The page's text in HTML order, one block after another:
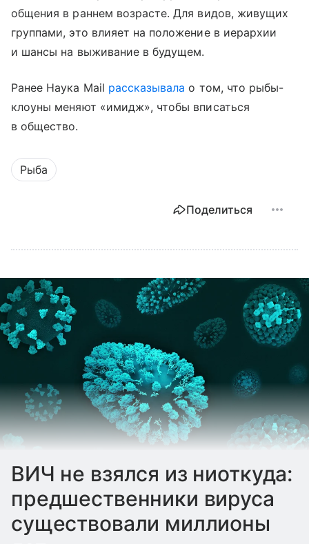
общения в раннем возрасте. Для видов, живущих
группами, это влияет на положение в иерархии
и шансы на выживание в будущем.
Ранее Наука Mail рассказывала о том, что рыбы-
клоуны меняют «имидж», чтобы вписаться
в общество.
Рыба
Поделиться
ВИЧ не взялся из ниоткуда:
предшественники вируса
существовали миллионы